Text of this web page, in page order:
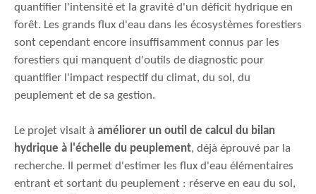
quantifier l'intensité et la gravité d'un déficit hydrique en
forêt. Les grands flux d'eau dans les écosystèmes forestiers
sont cependant encore insuffisamment connus par les
forestiers qui manquent d'outils de diagnostic pour
quantifier l'impact respectif du climat, du sol, du
peuplement et de sa gestion.
Le projet visait à améliorer un outil de calcul du bilan
hydrique à l'échelle du peuplement, déjà éprouvé par la
recherche. Il permet d'estimer les flux d'eau élémentaires
entrant et sortant du peuplement : réserve en eau du sol,